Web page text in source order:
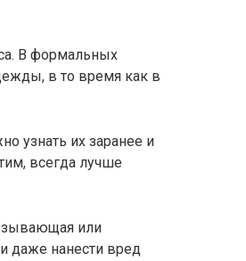
В формальных
в то время как в
узнать их заранее и
всегда лучше
или
даже нанести вред